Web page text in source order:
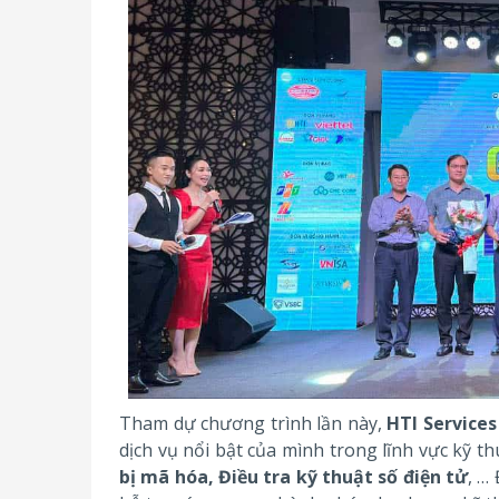
Tham dự chương trình lần này, HTI Services
dịch vụ nổi bật của mình trong lĩnh vực kỹ
bị mã hóa, Điều tra kỹ thuật số điện tử, …